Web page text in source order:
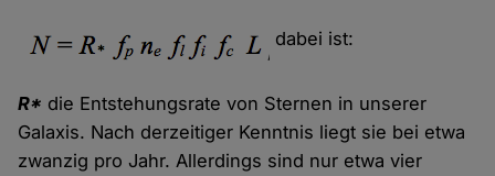
dabei ist:
R* die Entstehungsrate von Sternen in unserer
Galaxis. Nach derzeitiger Kenntnis liegt sie bei etwa
zwanzig pro Jahr. Allerdings sind nur etwa vier